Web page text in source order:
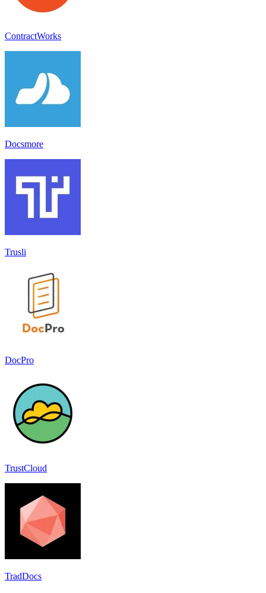
ContractWorks
Docsmore
Trusli
DocPro
TrustCloud
TradDocs